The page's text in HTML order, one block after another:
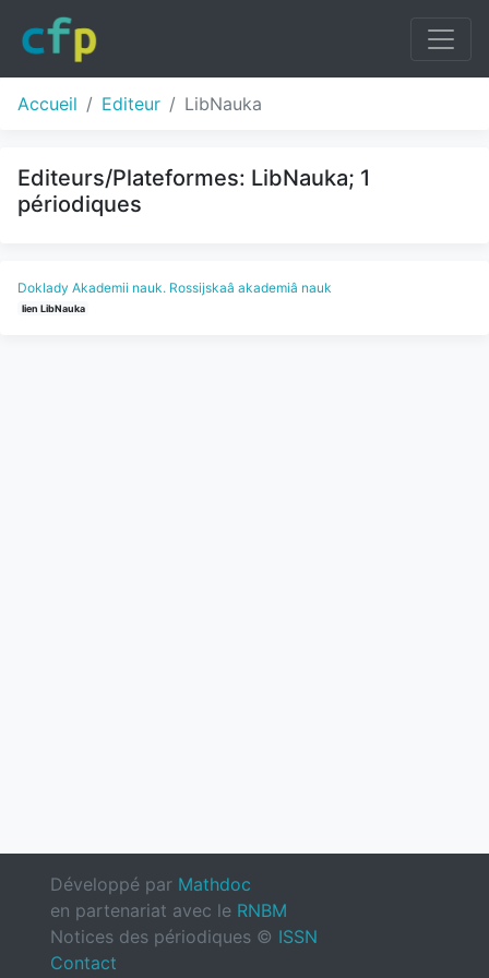
Accueil Editeur LibNauka
Editeurs/Plateformes: LibNauka; 1
périodiques
Doklady Akademii nauk. Rossijskaâ akademiâ nauk
lien LibNauka
Développé par Mathdoc
en partenariat avec le RNBM
Notices des périodiques © ISSN
Contact